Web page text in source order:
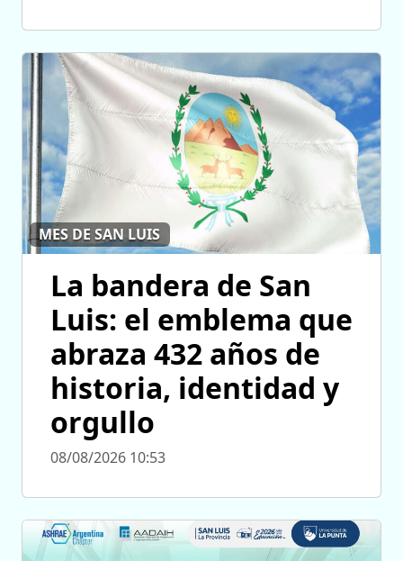
MES DE SAN LUIS
La bandera de San
Luis: el emblema que
abraza 432 años de
historia, identidad y
orgullo
08/08/2026 10:53